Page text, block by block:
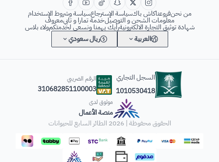
من نحنفروعناكاش باكسياسة الإسترجاعسياسة وشروط الإستخدام
معلومات الشحن و التوصيلخدمة تمارا و تابيمعروف
شهادة توثيق التجارة الالكترونيةرأيك يهمنا ونسعى لخدمتكمولاء بلاس
العربية
ريال سعودي
السجل التجاري
1010530418
الرقم الضريبي
310682851100003
موثوق لدى
منصة الأعمال
الحقوق محفوظة | 2026
الطائر السابع للحيوانات